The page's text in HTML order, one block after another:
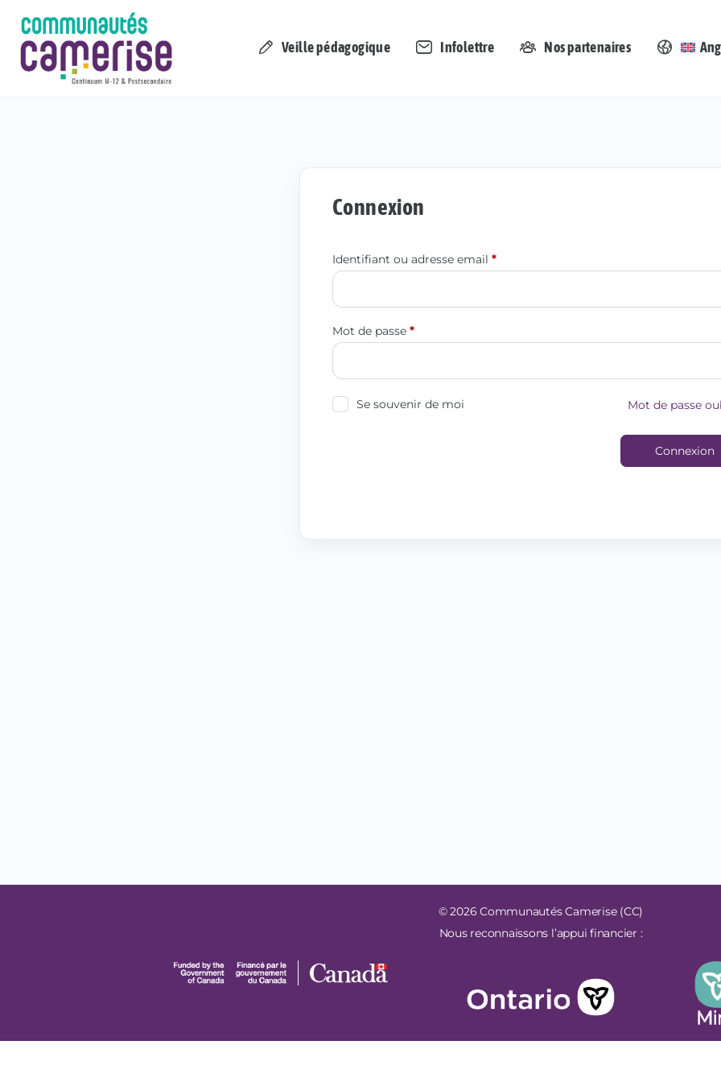
Veille pédagogique Infolettre Nos partenaires
Connexion
Identifiant ou adresse email *
Mot de passe *
Se souvenir de moi Mot de passe
Connexion
© 2026 Communautés Camerise (CC)
Nous reconnaissons l’appui financier :